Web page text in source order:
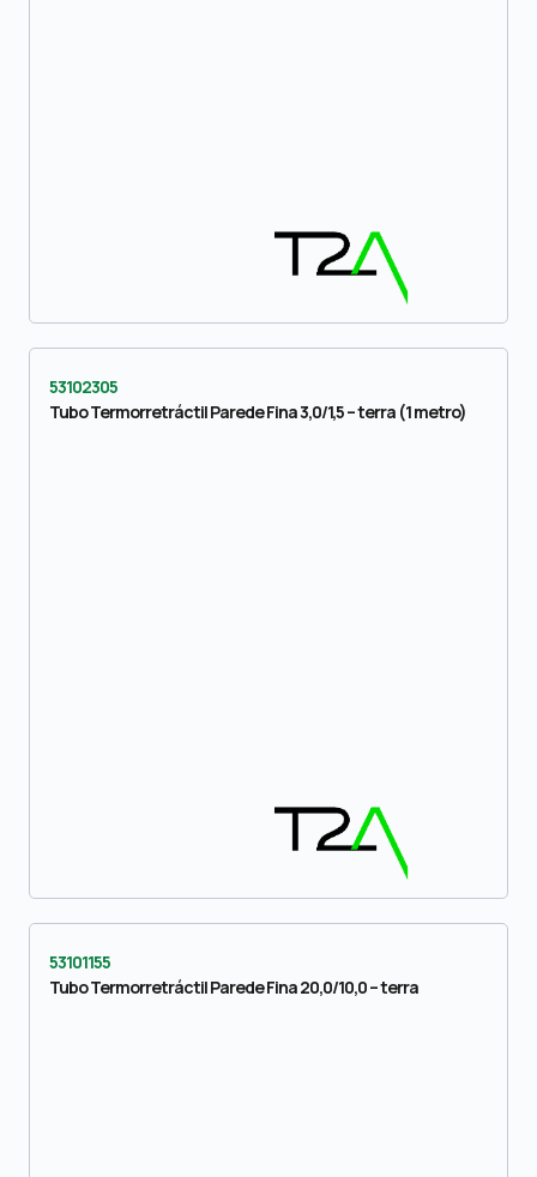
53102305
Tubo Termorretráctil Parede Fina 3,0/1,5 – terra (1 metro)
53101155
Tubo Termorretráctil Parede Fina 20,0/10,0 – terra